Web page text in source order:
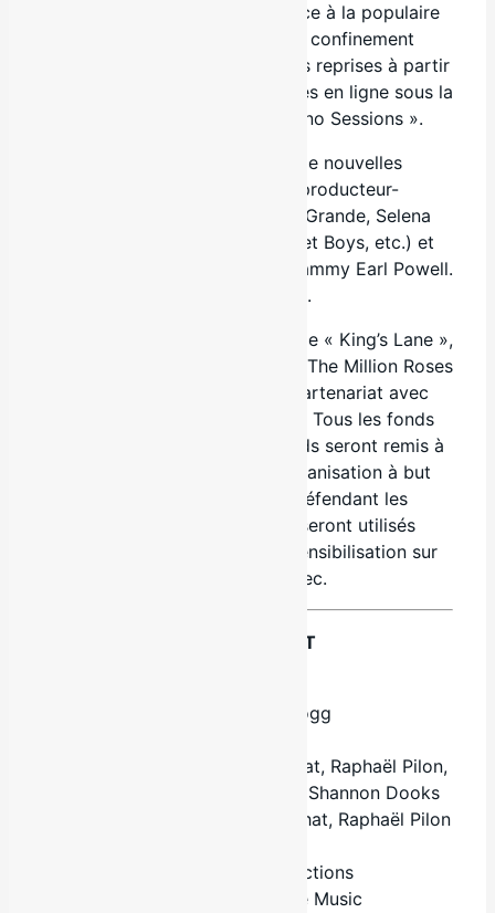
découvert le talent de Raff grâce à la populaire
émission La Voix. Il a profité du confinement
pour enregistrer de nombreuses reprises à partir
de son studio maison présentées en ligne sous la
forme d’une série intitulée « Piano Sessions ».
Raff travaille actuellement sur de nouvelles
chansons aux côtés du réputé producteur-
compositeur Rob Wells (Ariana Grande, Selena
Gomez, Justin Bieber, Backstreet Boys, etc.) et
du producteur gagnant d’un Grammy Earl Powell.
Le tout devrait paraître en 2021.
Parallèlement à son récent single « King’s Lane »,
Raff Pylon a également lancé « The Million Roses
Fundraiser », une initiative en partenariat avec
Amnistie International Montréal. Tous les fonds
recueillis par la collecte de fonds seront remis à
Amnistie internationale, une organisation à but
non lucratif de première ligne défendant les
droits humains depuis 1961, et seront utilisés
pour créer une campagne de sensibilisation sur
le racisme systémique au Québec.
INFORMATIONS SUR L’EXTRAIT
Artistes: Raff Pylon & Snoop Dogg
Paroles : Earl Powell, Ben Pelchat, Raphaël Pilon,
Calvin Broadus Jr., Wes Mason, Shannon Dooks
Musique : Earl Powell, Ben Pelchat, Raphaël Pilon
Maison de disques: WYR Productions
Distributeur numérique : Believe Music